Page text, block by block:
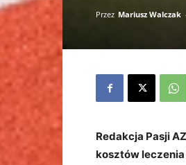
Przez Mariusz Walczak
Redakcja Pasji
kosztów leczenia